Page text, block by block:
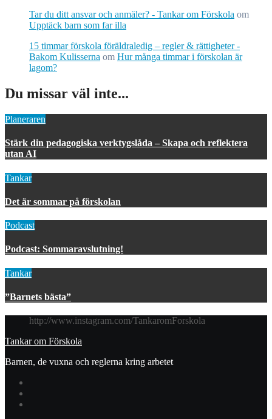
Tar du ditt ansvar och anmäler? - Tankar om Förskola om
Upptäck barn som far illa
15 timmar förskola föräldraledig – regler & rättigheter -
Bakom Kulisserna om Hur många timmar i förskolan är
lagom?
Du missar väl inte...
Planeraren
Stärk din pedagogiska verktygslåda – Skapa och reflektera
utan AI
Tankar
Det är sommar på förskolan
Podcast
Podcast: Sommaravslutning!
Tankar
”Barnets bästa”
http://www.instagram.com/TankaromForskola
Tankar om Förskola
Barnen, de vuxna och reglerna kring arbetet